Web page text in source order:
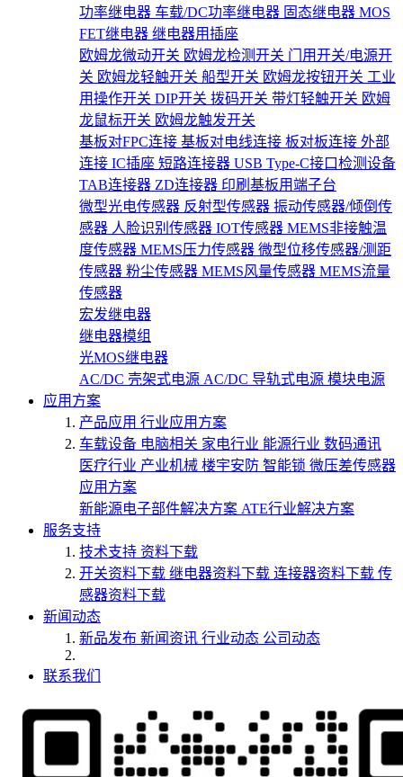
功率继电器 车载/DC功率继电器 固态继电器 MOS
FET继电器 继电器用插座
欧姆龙微动开关 欧姆龙检测开关 门用开关/电源开
关 欧姆龙轻触开关 船型开关 欧姆龙按钮开关 工业
用操作开关 DIP开关 拨码开关 带灯轻触开关 欧姆
龙鼠标开关 欧姆龙触发开关
基板对FPC连接 基板对电线连接 板对板连接 外部
连接 IC插座 短路连接器 USB Type-C接口检测设备
TAB连接器 ZD连接器 印刷基板用端子台
微型光电传感器 反射型传感器 振动传感器/倾倒传
感器 人脸识别传感器 IOT传感器 MEMS非接触温
度传感器 MEMS压力传感器 微型位移传感器/测距
传感器 粉尘传感器 MEMS风量传感器 MEMS流量
传感器
宏发继电器
继电器模组
光MOS继电器
AC/DC 壳架式电源 AC/DC 导轨式电源 模块电源
应用方案
产品应用 行业应用方案
车载设备 电脑相关 家电行业 能源行业 数码通讯
医疗行业 产业机械 楼宇安防 智能锁 微压差传感器
应用方案
新能源电子部件解决方案 ATE行业解决方案
服务支持
技术支持 资料下载
开关资料下载 继电器资料下载 连接器资料下载 传
感器资料下载
新闻动态
新品发布 新闻资讯 行业动态 公司动态
联系我们